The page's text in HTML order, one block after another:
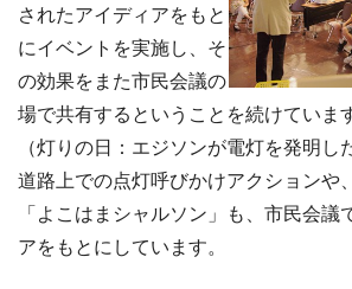
されたアイディアをもと
にイベントを実施し、そ
の効果をまた市民会議の
場で共有するということを続けていま
（灯りの日：エジソンが電灯を発明し
道路上での点灯呼びかけアクションや
「よこはまシャルソン」も、市民会議
アをもとにしています。